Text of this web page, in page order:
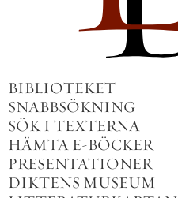
BIBLIOTEKET
SNABBSÖKNING
SÖK I TEXTERNA
HÄMTA E-BÖCKER
PRESENTATIONER
DIKTENS MUSEUM